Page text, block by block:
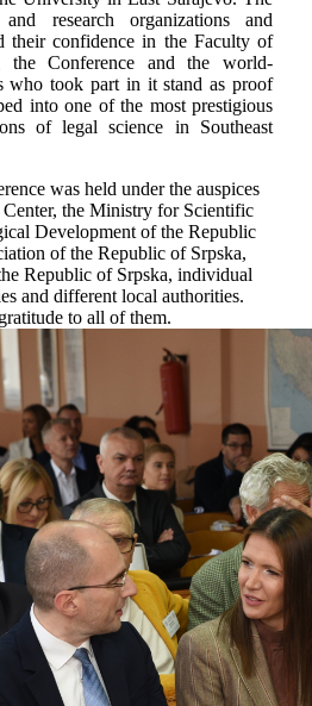
research organizations and
their confidence in the Faculty of
the Conference and the world-
who took part in it stand as proof
into one of the most prestigious
of legal science in Southeast
was held under the auspices
the Ministry for Scientific
Development of the Republic
of the Republic of Srpska,
Republic of Srpska, individual
and different local authorities.
to all of them.